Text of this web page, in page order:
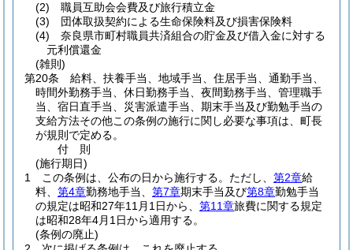
(2)
職員互助会会費及び旅行積立金
(3)
団体取扱契約による生命保険料及び損害保険料
(4)
奈良県市町村職員共済組合の貯金及び借入金に対する
元利償還金
(雑則)
第20条
給料、扶養手当、地域手当、住居手当、通勤手当、
時間外勤務手当、休日勤務手当、夜間勤務手当、管理職手
当、宿日直手当、災害派遣手当、期末手当及び勤勉手当の
支給方法その他この条例の施行に関し必要な事項は、町長
が規則で定める。
付 則
(施行期日)
1
この条例は、公布の日から施行する。 ただし、 第2章給
料、 第4章勤務地手当、 第7章期末手当及び第8章勤勉手当
の規定は昭和27年11月1日から、 第11章旅費に関する規定
は昭和28年4月1日から適用する。
(条例の廃止)